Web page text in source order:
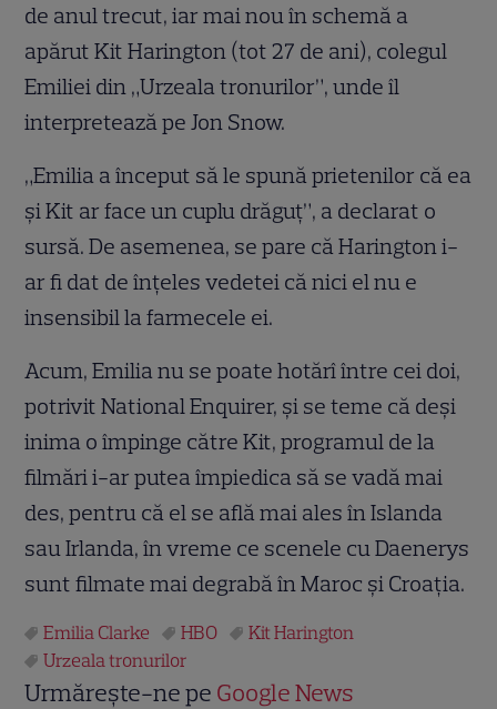
de anul trecut, iar mai nou în schemă a
apărut Kit Harington (tot 27 de ani), colegul
Emiliei din „Urzeala tronurilor”, unde îl
interpretează pe Jon Snow.
„Emilia a început să le spună prietenilor că ea
şi Kit ar face un cuplu drăguţ”, a declarat o
sursă. De asemenea, se pare că Harington i-
ar fi dat de înţeles vedetei că nici el nu e
insensibil la farmecele ei.
Acum, Emilia nu se poate hotărî între cei doi,
potrivit National Enquirer, şi se teme că deşi
inima o împinge către Kit, programul de la
filmări i-ar putea împiedica să se vadă mai
des, pentru că el se află mai ales în Islanda
sau Irlanda, în vreme ce scenele cu Daenerys
sunt filmate mai degrabă în Maroc şi Croaţia.
Emilia Clarke HBO
Kit Harington
Urzeala tronurilor
Urmărește-ne pe Google News